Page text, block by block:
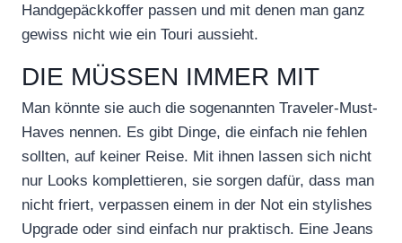
Handgepäckkoffer passen und mit denen man ganz
gewiss nicht wie ein Touri aussieht.
DIE MÜSSEN IMMER MIT
Man könnte sie auch die sogenannten Traveler-Must-
Haves nennen. Es gibt Dinge, die einfach nie fehlen
sollten, auf keiner Reise. Mit ihnen lassen sich nicht
nur Looks komplettieren, sie sorgen dafür, dass man
nicht friert, verpassen einem in der Not ein stylishes
Upgrade oder sind einfach nur praktisch. Eine Jeans